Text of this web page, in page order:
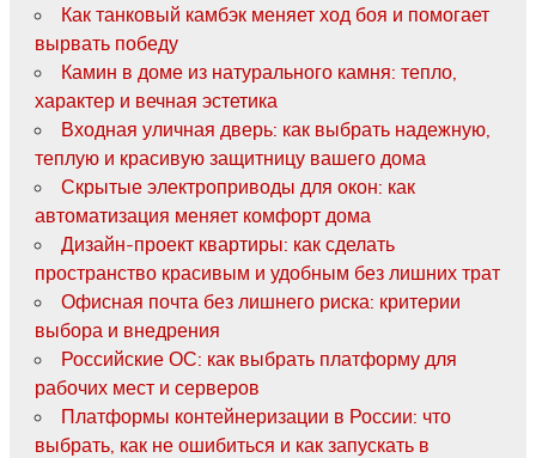
Как танковый камбэк меняет ход боя и помогает
вырвать победу
Камин в доме из натурального камня: тепло,
характер и вечная эстетика
Входная уличная дверь: как выбрать надежную,
теплую и красивую защитницу вашего дома
Скрытые электроприводы для окон: как
автоматизация меняет комфорт дома
Дизайн-проект квартиры: как сделать
пространство красивым и удобным без лишних трат
Офисная почта без лишнего риска: критерии
выбора и внедрения
Российские ОС: как выбрать платформу для
рабочих мест и серверов
Платформы контейнеризации в России: что
выбрать, как не ошибиться и как запускать в